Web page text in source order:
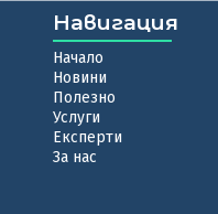
Навигация
Начало
Новини
Полезно
Услуги
Експерти
За нас